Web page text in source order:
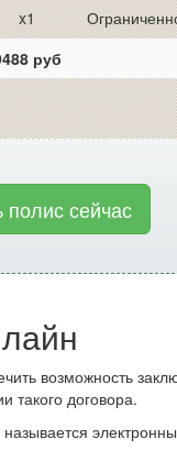
x1
руб
полис сейчас
возможность
такого договора.